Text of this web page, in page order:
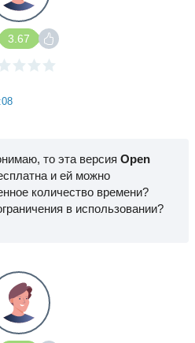
3.67
то эта версия Open
и ей можно
количество времени?
в использовании?